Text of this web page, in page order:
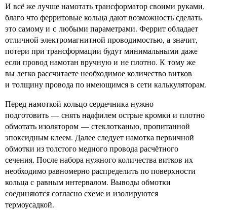
И всё же лучше намотать трансформатор своими руками,
благо что ферритовые кольца дают возможность сделать
это самому и с любыми параметрами. Феррит обладает
отличной электромагнитной проводимостью, а значит,
потери при трансформации будут минимальными даже
если провод намотан вручную и не плотно. К тому же
вы легко рассчитаете необходимое количество витков
и толщину провода по имеющимся в сети калькуляторам.
Перед намоткой кольцо сердечника нужно
подготовить — снять надфилем острые кромки и плотно
обмотать изолятором — стеклотканью, пропитанной
эпоксидным клеем. Далее следует намотка первичной
обмотки из толстого медного провода расчётного
сечения. После набора нужного количества витков их
необходимо равномерно распределить по поверхности
кольца с равным интервалом. Выводы обмотки
соединяются согласно схеме и изолируются
термоусадкой.